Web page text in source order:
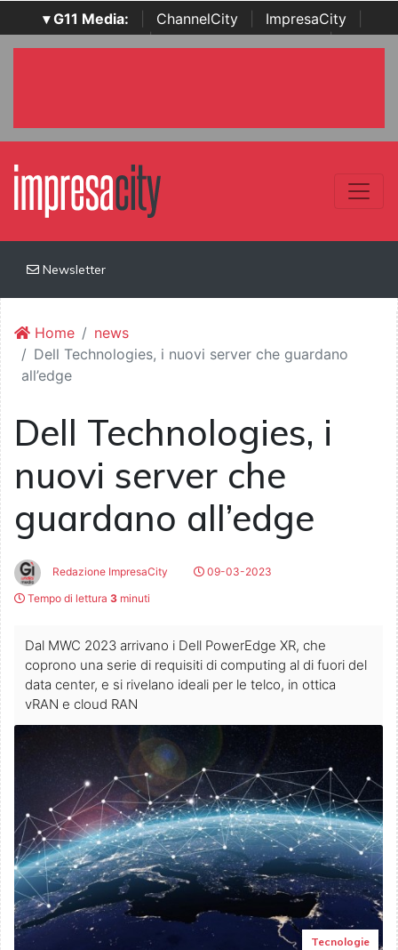
▾ G11 Media: ChannelCity ImpresaCity
SecurityOpenLab | Italian Channel Awards | Italian
Newsletter
Home
news
Dell Technologies, i nuovi server che guardano
all’edge
Dell Technologies, i
nuovi server che
guardano all’edge
Redazione ImpresaCity
09-03-2023
Tempo di lettura 3 minuti
Dal MWC 2023 arrivano i Dell PowerEdge XR, che
coprono una serie di requisiti di computing al di fuori del
data center, e si rivelano ideali per le telco, in ottica
vRAN e cloud RAN
Tecnologie